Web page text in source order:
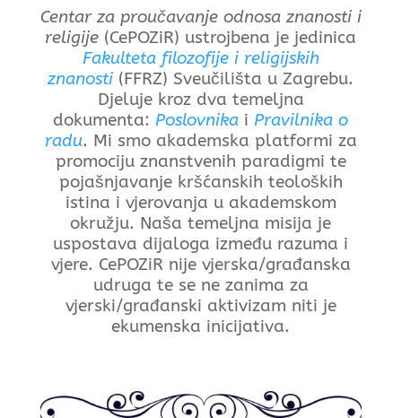
Centar za proučavanje odnosa znanosti i
religije (CePOZiR) ustrojbena je jedinica
Fakulteta filozofije i religijskih
znanosti (FFRZ) Sveučilišta u Zagrebu.
Djeluje kroz dva temeljna
dokumenta:Poslovnika iPravilnika o
radu. Mi smo akademska platformi za
promociju znanstvenih paradigmi te
pojašnjavanje kršćanskih teoloških
istina i vjerovanja u akademskom
okružju. Naša temeljna misija je
uspostava dijaloga između razuma i
vjere. CePOZiR nije vjerska/građanska
udruga te se ne zanima za
vjerski/građanski aktivizam niti je
ekumenska inicijativa.